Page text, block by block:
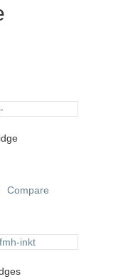
Compare